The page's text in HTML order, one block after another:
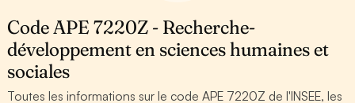
Code APE 7220Z - Recherche-
développement en sciences humaines et
sociales
Toutes les informations sur le code APE 7220Z de l'INSEE, les